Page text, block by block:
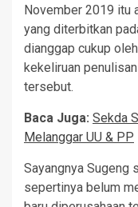
November 2019 itu
yang diterbitkan
dianggap cukup
kekeliruan
tersebut.
Baca Juga: Sekda
Melanggar UU & PP
Sayangnya Sugeng
sepertinya belum